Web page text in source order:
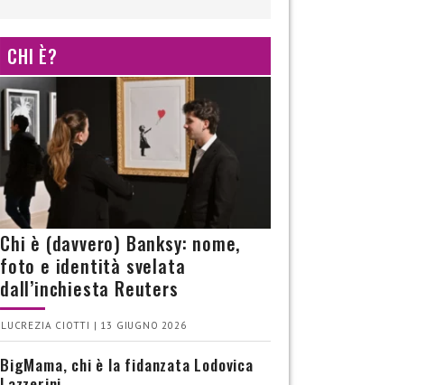
CHI È?
Chi è (davvero) Banksy: nome,
foto e identità svelata
dall’inchiesta Reuters
LUCREZIA CIOTTI | 13 GIUGNO 2026
BigMama, chi è la fidanzata Lodovica